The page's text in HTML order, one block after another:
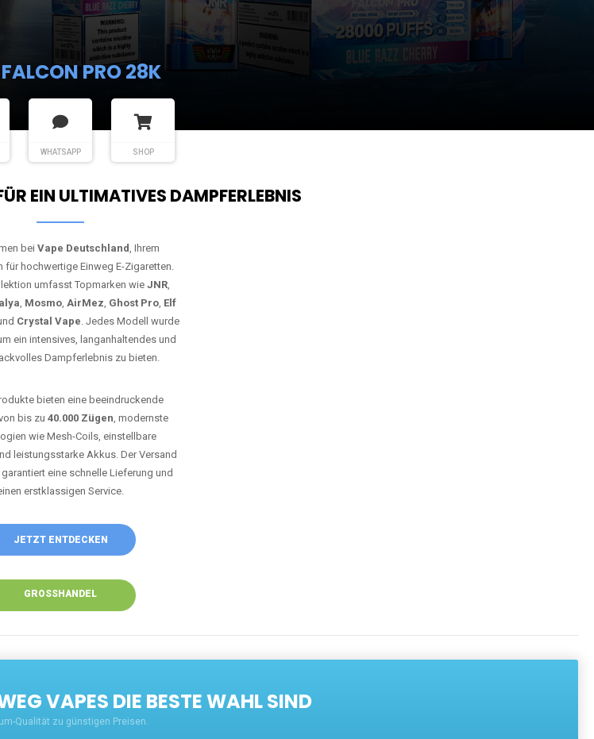
HOOKAH MAX
WHATSAPP SHOP
EIN ULTIMATIVES DAMPFERLEBNIS
bei Vape Deutschland, Ihrem
für hochwertige Einweg E-Zigaretten.
umfasst Topmarken wie JNR,
, Mosmo, AirMez, Ghost Pro, Elf
Crystal Vape. Jedes Modell wurde
ein intensives, langanhaltendes und
Dampferlebnis zu bieten.
bieten eine beeindruckende
bis zu 40.000 Zügen, modernste
wie Mesh-Coils, einstellbare
leistungsstarke Akkus. Der Versand
eine schnelle Lieferung und
erstklassigen Service.
JETZT ENTDECKEN
GROSSHANDEL
VAPES DIE BESTE WAHL SIND
Qualität zu günstigen Preisen.